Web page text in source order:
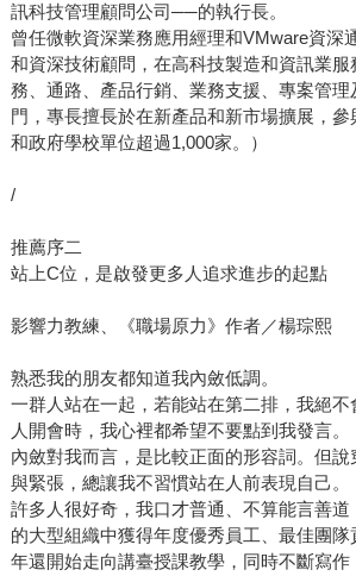
訊科技管理顧問公司──的執行長。
曾任微軟資深業務應用經理和VMware資深
和資深技術顧問，在高科技製造和資訊業服
務、通路、產品行銷、業務支援、專案管
門，專長擅長於在新產品和新市場擴展，參
和政府學校單位超過1,000家。）
/
推薦序二
站上C位，是啟發更多人追求進步的起點
影響力教練、《職場原力》作者／楊琮熙
熟悉我的朋友都知道我內斂低調。
一群人站在一起，若能站在第二排，我絕
人開會時，我心裡都希望不要點到我發言。
內斂對我而言，是比較正面的形容詞。但
與緊張，總讓我不習慣站在人前表現自己。
許多人很好奇，我口才普通、不算能言善
的大型組織中獲得年度優秀員工、最佳團
年還開始走向講臺授課教學，同時不斷寫